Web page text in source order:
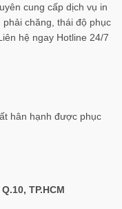
cung cấp dịch vụ in
chăng, thái độ phục
hệ ngay Hotline 24/7
hân hạnh được phục
TP.HCM